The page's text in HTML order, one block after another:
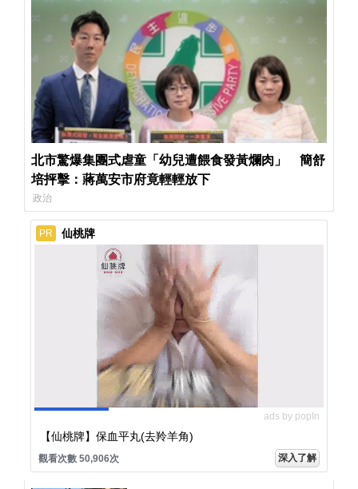
北市驚爆集團式虐童「幼兒遭餵食發黃爛肉」 簡舒
培抨擊：蔣萬安市府竟輕輕放下
政治
PR 仙桃牌
ads by popIn
【仙桃牌】保血平丸(去羚羊角)
觀看次數 50,906次 深入了解